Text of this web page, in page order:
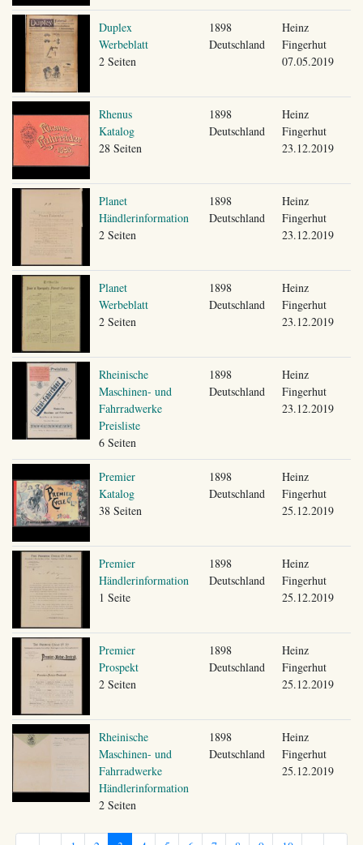
Duplex
Werbeblatt
2 Seiten
1898
Deutschland
Heinz
Fingerhut
07.05.2019
Rhenus
Katalog
28 Seiten
1898
Deutschland
Heinz
Fingerhut
23.12.2019
Planet
Händlerinformation
2 Seiten
1898
Deutschland
Heinz
Fingerhut
23.12.2019
Planet
Werbeblatt
2 Seiten
1898
Deutschland
Heinz
Fingerhut
23.12.2019
Rheinische
Maschinen- und
Fahrradwerke
Preisliste
6 Seiten
1898
Deutschland
Heinz
Fingerhut
23.12.2019
Premier
Katalog
38 Seiten
1898
Deutschland
Heinz
Fingerhut
25.12.2019
Premier
Händlerinformation
1 Seite
1898
Deutschland
Heinz
Fingerhut
25.12.2019
Premier
Prospekt
2 Seiten
1898
Deutschland
Heinz
Fingerhut
25.12.2019
Rheinische
Maschinen- und
Fahrradwerke
Händlerinformation
2 Seiten
1898
Deutschland
Heinz
Fingerhut
25.12.2019